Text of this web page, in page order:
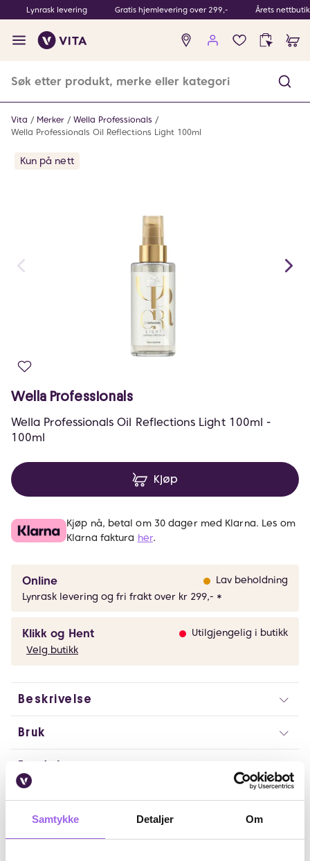
Samtykke Detaljer Om
Lynrask levering Gratis hjemlevering over 299,- Årets
Ingen
produkter
Vita Merker
Wella Professionals
Wella Professionals Oil Reflections Light 100ml
Kun på nett
Wella Professionals
Wella Professionals Oil Reflections Light 100ml -
100ml
Kjøp
Kjøp nå, betal om 30 dager med Klarna. Les om
Klarna faktura her.
Online
Lav beholdning
Lynrask levering og fri frakt over kr 299,- *
Klikk og Hent
Utilgjengelig i butikk
Velg butikk
Beskrivelse
Bruk
Fordeler
Ingredienser